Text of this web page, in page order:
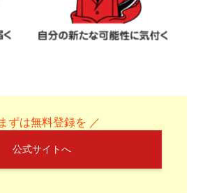
ずは無料登録を ／
公式サイトへ